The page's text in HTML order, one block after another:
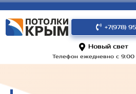
+7(978)
Новый свет
Телефон ежедневно с 9:00